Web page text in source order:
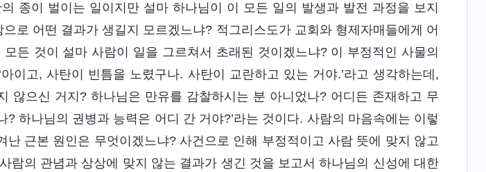
종이 벌이는 일이지만 설마 하나님이 이 모든 일의 발생과 발전 과정을 보지
로 어떤 결과가 생길지 모르겠느냐? 적그리스도가 교회와 형제자매들에게 어
든 것이 설마 사람이 일을 그르쳐서 초래된 것이겠느냐? 이 부정적인 사물의
이고, 사탄이 빈틈을 노렸구나. 사탄이 교란하고 있는 거야.’라고 생각하는데,
않으신 거지? 하나님은 만유를 감찰하시는 분 아니었나? 어디든 존재하고 무
? 하나님의 권병과 능력은 어디 간 거야?’라는 것이다. 사람의 마음속에는 이렇
난 근본 원인은 무엇이겠느냐? 사건으로 인해 부정적이고 사람 뜻에 맞지 않고
람의 관념과 상상에 맞지 않는 결과가 생긴 것을 보고서 하나님의 신성에 대한